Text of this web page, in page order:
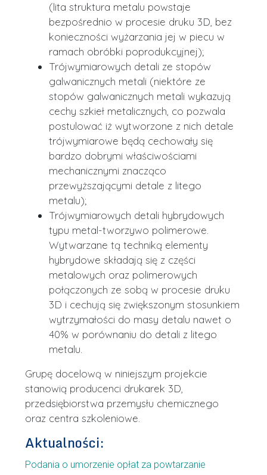
(lita struktura metalu powstaje
bezpośrednio w procesie druku 3D, bez
konieczności wyżarzania jej w piecu w
ramach obróbki poprodukcyjnej);
Trójwymiarowych detali ze stopów
galwanicznych metali (niektóre ze
stopów galwanicznych metali wykazują
cechy szkieł metalicznych, co pozwala
postulować iż wytworzone z nich detale
trójwymiarowe będą cechowały się
bardzo dobrymi właściwościami
mechanicznymi znacząco
przewyższającymi detale z litego
metalu);
Trójwymiarowych detali hybrydowych
typu metal-tworzywo polimerowe.
Wytwarzane tą techniką elementy
hybrydowe składają się z części
metalowych oraz polimerowych
połączonych ze sobą w procesie druku
3D i cechują się zwiększonym stosunkiem
wytrzymałości do masy detalu nawet o
40% w porównaniu do detali z litego
metalu.
Grupę docelową w niniejszym projekcie
stanowią producenci drukarek 3D,
przedsiębiorstwa przemysłu chemicznego
oraz centra szkoleniowe.
Aktualności:
Podania o umorzenie opłat za powtarzanie